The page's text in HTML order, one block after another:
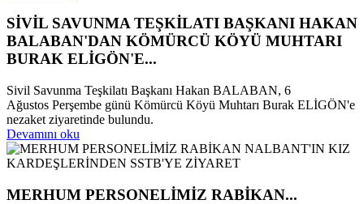
SİVİL SAVUNMA TEŞKİLATI BAŞKANI HAKAN
BALABAN'DAN KÖMÜRCÜ KÖYÜ MUHTARI
BURAK ELİGÖN'E...
Sivil Savunma Teşkilatı Başkanı Hakan BALABAN, 6
Ağustos Perşembe günü Kömürcü Köyü Muhtarı Burak ELİGÖN'e
nezaket ziyaretinde bulundu.
Devamını oku
MERHUM PERSONELİMİZ RABİKAN...